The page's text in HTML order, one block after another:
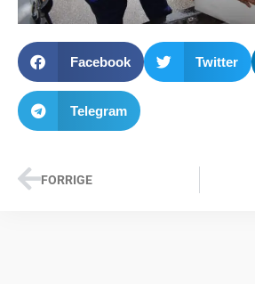
Facebook Twitter
Telegram
FORRIGE